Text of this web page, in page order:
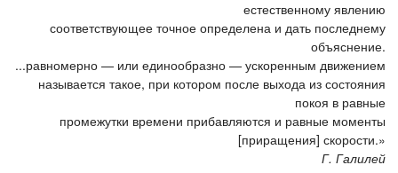
естественному явлению
соответствующее точное определена и дать последнему
объяснение.
...равномерно — или единообразно — ускоренным движением
называется такое, при котором после выхода из состояния
покоя в равные
промежутки времени прибавляются и равные моменты
[приращения] скорости.»
Г. Галилей